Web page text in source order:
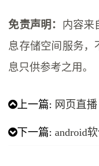
免责声明： 内容来
息存储空间服务，
息只供参考之用。
上一篇: 网页直
下一篇:android